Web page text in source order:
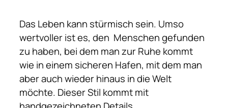
t
a
g
e
"
–
C
Das Leben kann stürmisch sein. Umso
wertvoller ist es, den Menschen gefunden
zu haben, bei dem man zur Ruhe kommt
wie in einem sicheren Hafen, mit dem man
aber auch wieder hinaus in die Welt
möchte. Dieser Stil kommt mit